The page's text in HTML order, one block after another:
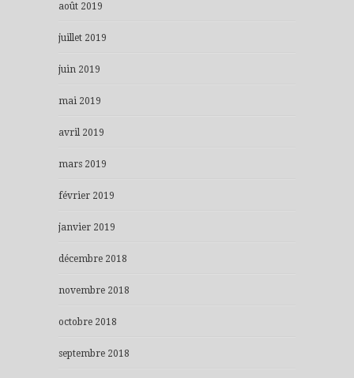
août 2019
juillet 2019
juin 2019
mai 2019
avril 2019
mars 2019
février 2019
janvier 2019
décembre 2018
novembre 2018
octobre 2018
septembre 2018